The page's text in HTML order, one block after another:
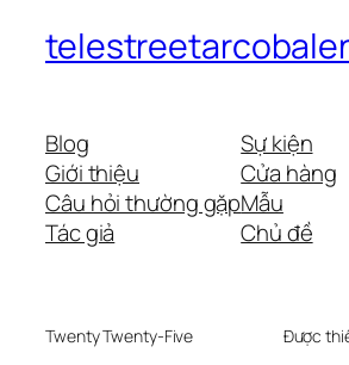
Blog
Giới thiệu
Câu hỏi thường gặp
Tác giả
Sự kiện
Cửa hàng
Mẫu
Chủ đề
Twenty Twenty-Five Được